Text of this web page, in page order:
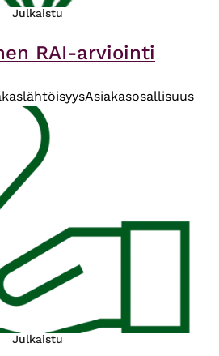
Julkaistu
RAI-arviointi
Asiakasosallisuus
Julkaistu